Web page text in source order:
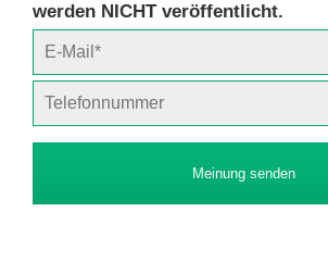
werden NICHT veröffentlicht.
Meinung senden